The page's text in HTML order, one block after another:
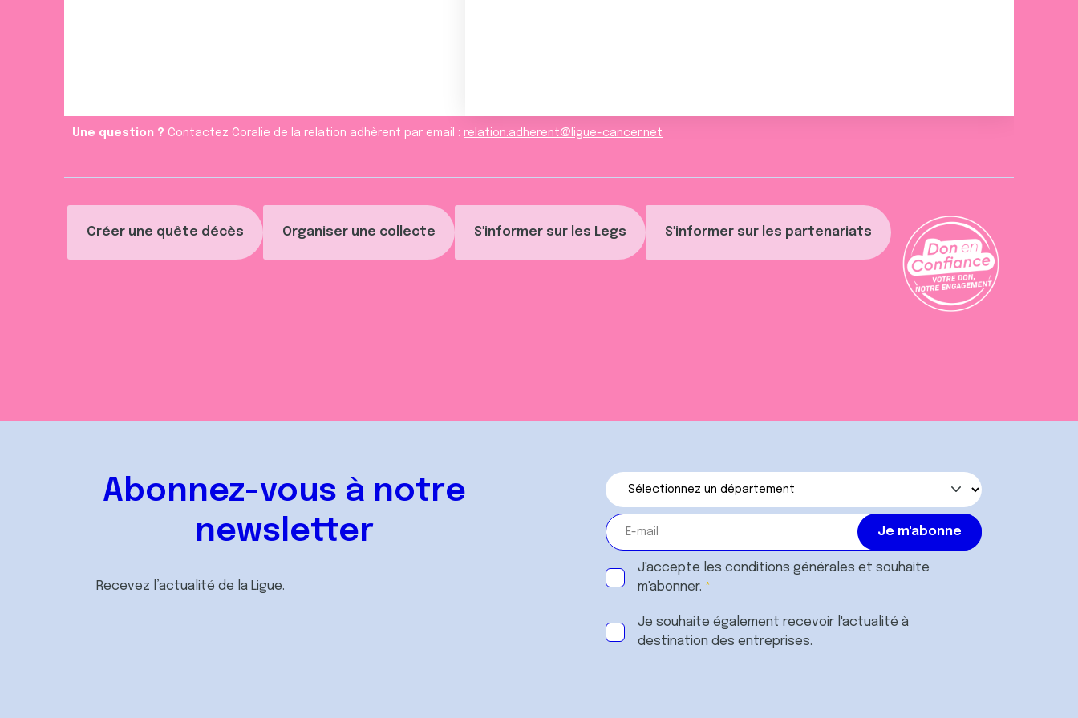
Créer une quête décès Organiser une collecte S'informer sur les Legs S'informer sur les partenariats
Une question ? Contactez Coralie de la relation adhèrent par email : relation.adherent@ligue-cancer.net
Abonnez-vous à notre
newsletter
Recevez l’actualité de la Ligue.
J'accepte les conditions générales et souhaite
m'abonner.
Je souhaite également recevoir l'actualité à
destination des entreprises.